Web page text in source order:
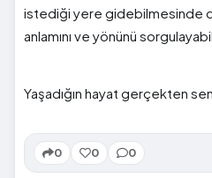
istediği yere gidebilmesinde
anlamını ve yönünü
Yaşadığın hayat gerçekten
0 0 0